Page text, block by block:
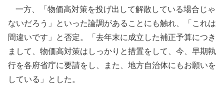
一方、「物価高対策を投げ出して解散している場合じゃ
ないだろう」といった論調があることにも触れ、「これは
間違いです」と否定。「去年末に成立した補正予算につき
まして、物価高対策はしっかりと措置をして、今、早期執
行を各府省庁に要請をし、また、地方自治体にもお願いを
している」とした。